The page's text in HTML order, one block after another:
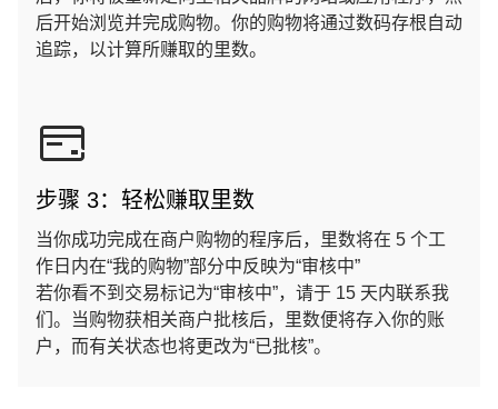
后开始浏览并完成购物。你的购物将通过数码存根自动
追踪，以计算所赚取的里数。
步骤 3：轻松赚取里数
当你成功完成在商户购物的程序后，里数将在 5 个工
作日内在“我的购物”部分中反映为“审核中”
若你看不到交易标记为“审核中”，请于 15 天内联系我
们。当购物获相关商户批核后，里数便将存入你的账
户，而有关状态也将更改为“已批核”。